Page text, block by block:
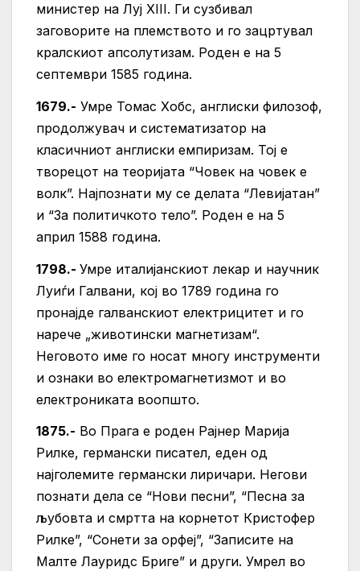
министер на Луј XIII. Ги сузбивал
заговорите на племството и го зацртувал
кралскиот апсолутизам. Роден е на 5
септември 1585 година.
1679.- Умре Томас Хобс, англиски филозоф,
продолжувач и систематизатор на
класичниот англиски емпиризам. Тој е
творецот на теоријата “Човек на човек е
волк”. Најпознати му се делата “Левијатан”
и “За политичкото тело”. Роден е на 5
април 1588 година.
1798.- Умре италијанскиот лекар и научник
Луиѓи Галвани, кој во 1789 година го
пронајде галванскиот електрицитет и го
нарече „животински магнетизам“.
Неговото име го носат многу инструменти
и ознаки во електромагнетизмот и во
електрониката воопшто.
1875.- Во Прага е роден Рајнер Марија
Рилке, германски писател, еден од
најголемите германски лиричари. Негови
познати дела се “Нови песни”, “Песна за
љубовта и смртта на корнетот Кристофер
Рилке”, “Сонети за орфеј”, “Записите на
Малте Лауридс Бриге” и други. Умрел во